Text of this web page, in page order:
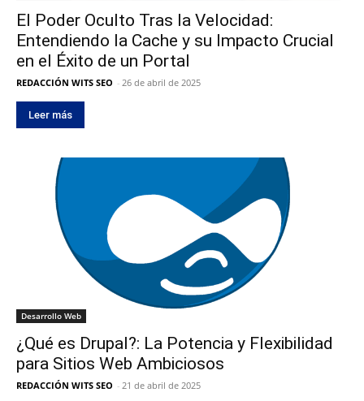
El Poder Oculto Tras la Velocidad:
Entendiendo la Cache y su Impacto Crucial
en el Éxito de un Portal
REDACCIÓN WITS SEO - 26 de abril de 2025
Leer más
Desarrollo Web
¿Qué es Drupal?: La Potencia y Flexibilidad
para Sitios Web Ambiciosos
REDACCIÓN WITS SEO - 21 de abril de 2025